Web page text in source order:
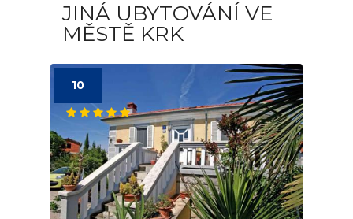
JINÁ UBYTOVÁNÍ VE
MĚSTĚ KRK
10